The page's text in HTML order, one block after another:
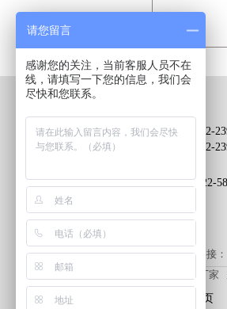
022-
022-
022-
友情链接：
喷嘴厂家
首页
请您留言
感谢您的关注，当前客服人员不在
线，请填写一下您的信息，我们会
尽快和您联系。